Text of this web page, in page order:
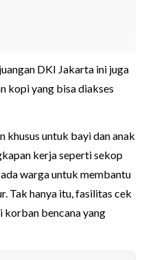
DKI Jakarta ini juga
kopi yang bisa diakses
khusus untuk bayi dan anak
kerja seperti sekop
warga untuk membantu
Tak hanya itu, fasilitas cek
korban bencana yang